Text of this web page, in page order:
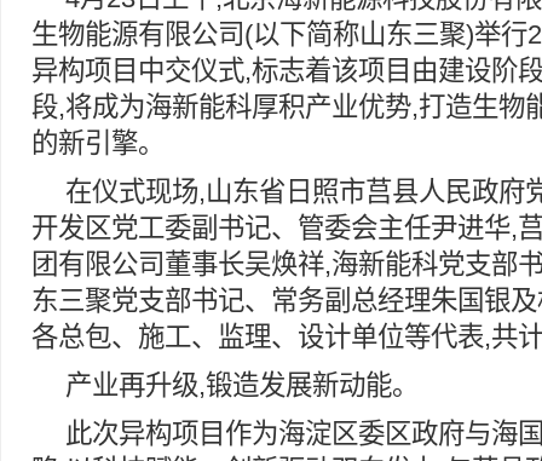
生物能源有限公司(以下简称山东三聚)举行
异构项目中交仪式,标志着该项目由建设阶
段,将成为海新能科厚积产业优势,打造生物
的新引擎。
在仪式现场,山东省日照市莒县人民政府
开发区党工委副书记、管委会主任尹进华,
团有限公司董事长吴焕祥,海新能科党支部
东三聚党支部书记、常务副总经理朱国银
各总包、施工、监理、设计单位等代表,共
产业再升级,锻造发展新动能。
此次异构项目作为海淀区委区政府与海